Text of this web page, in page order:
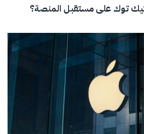
لتيك توك على مستقبل المنصة؟